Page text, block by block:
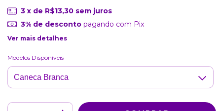
3 x de R$13,30 sem juros
3% de descontopagando com Pix
Ver mais detalhes
Modelos Disponíveis